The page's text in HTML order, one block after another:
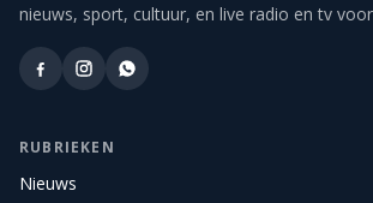
nieuws, sport, cultuur, en live radio en tv
RUBRIEKEN
Nieuws